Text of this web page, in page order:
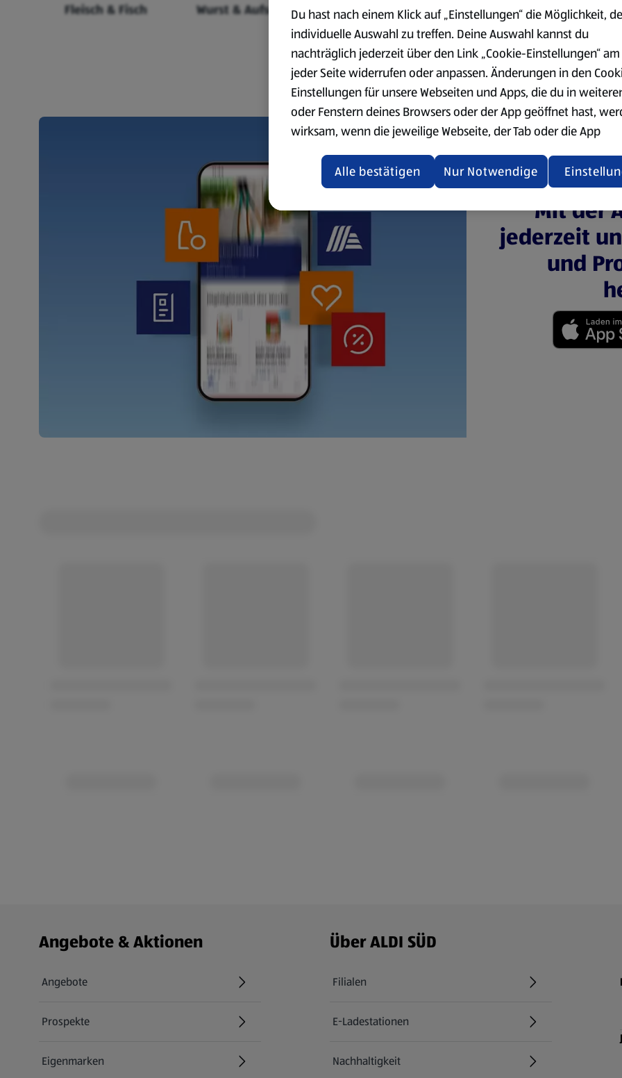
Fleisch & Fisch Wurst & Aufschnitt Käse
Milchprodukte &
Eier
Mit der
jederzeit
und
Fußzeilenmenü - weitere Links
Angebote & Aktionen
Angebote
Prospekte
Eigenmarken
Über ALDI SÜD
Filialen
E-Ladestationen
Nachhaltigkeit
Du hast nach einem Klick auf „Einstellungen“ die Möglichkeit,
individuelle Auswahl zu treffen. Deine Auswahl kannst du
nachträglich jederzeit über den Link „Cookie-Einstellungen“
jeder Seite widerrufen oder anpassen. Änderungen in den
Einstellungen für unsere Webseiten und Apps, die du in
oder Fenstern deines Browsers oder der App geöffnet hast,
wirksam, wenn die jeweilige Webseite, der Tab oder die App
aktualisiert oder geschlossen und anschließend wieder geöffnet
Datenschutzerklärung zur Verfügung.
Übersicht der Webseitenbetreiber und Datenschutzerklärungen
Nur Notwendige
Alle bestätigen